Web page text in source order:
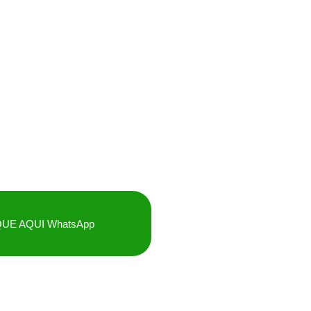
AQUI WhatsApp